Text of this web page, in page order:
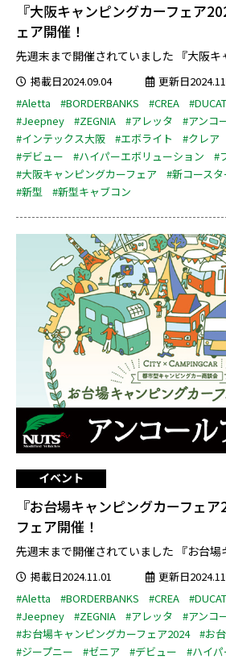
『大阪キャンピングカーフェア
ェア開催！
先週末まで開催されていました 『大阪キ
掲載日2024.09.04
更新日
#Aletta
#BORDERBANKS #CREA
#Jeepney
#ZEGNIA #アレッタ
#アンコ
#インテックス大阪
#エボライト #クレア
#デビュー
#ハイパーエボリューション
#
#大阪キャンピングカーフェア
#新コースタ
#新型
#新型キャブコン
イベント
『お台場キャンピングカーフェ
フェア開催！
先週末まで開催されていました 『お台場
掲載日2024.11.01
更新日
#Aletta
#BORDERBANKS #CREA
#Jeepney
#ZEGNIA #アレッタ #アンコ
#お台場キャンピングカーフェア2024
#お
#ジープニー
#ゼニア #デビュー #ハイ